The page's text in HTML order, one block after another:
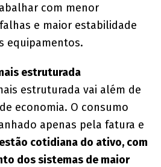
com menor
e maior estabilidade
equipamentos.
estruturada
estruturada vai além de
economia. O consumo
apenas pela fatura e
cotidiana do ativo, com
dos sistemas de maior